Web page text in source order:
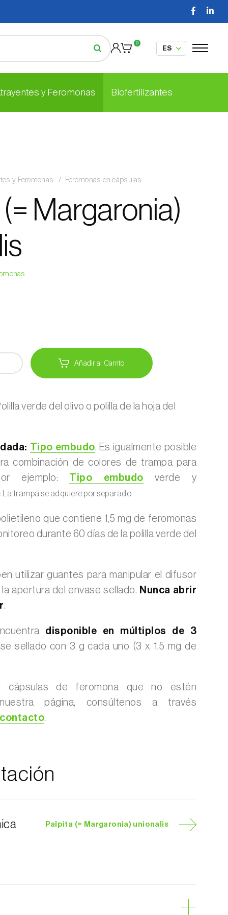
0
y Feromonas Biofertilizantes
y Feromonas Feromonas en cápsulas
Margaronia)
Añadir al Carrito
verde del olivo o polilla de la hoja del
Tipo embudo. Es igualmente posible
combinación de colores de trampa para
ejemplo: Tipo embudo verde y
La trampa se adquiere por separado.
que contiene 1,5 mg de feromonas
durante 60 días de la polilla verde del
utilizar guantes para manipular el difusor
apertura del envase sellado. Nunca abrir
.
disponible en múltiplos de 3
sellado con 3 g cada uno (3 x 1,5 mg de
cápsulas de feromona que no estén
página, consúltenos a través
.
Palpita (= Margaronia) unionalis